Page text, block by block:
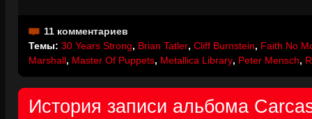
11 комментариев
Темы: 30 Years Strong, Brian Tatler, Cliff Burnstein, Faith No
Marshall, Master Of Puppets, Metallica Library, Peter Mensch,
История записи альбома